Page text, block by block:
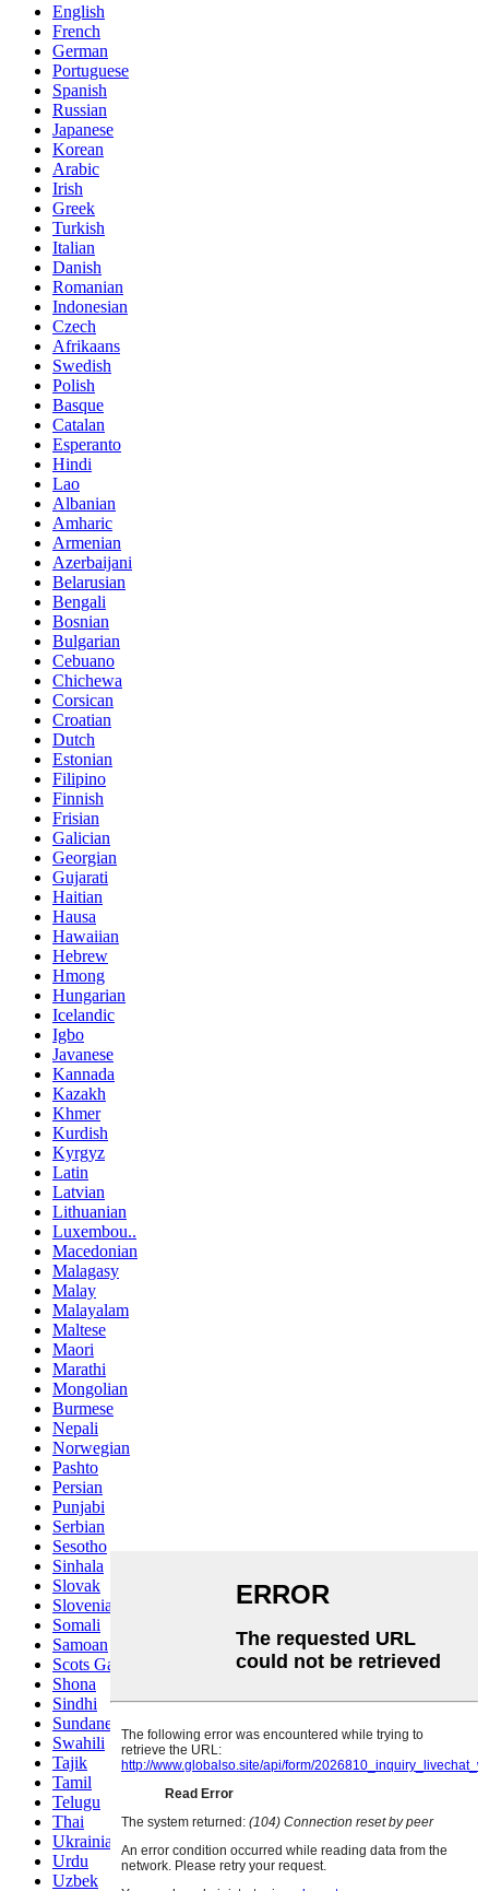
English
French
German
Portuguese
Spanish
Russian
Japanese
Korean
Arabic
Irish
Greek
Turkish
Italian
Danish
Romanian
Indonesian
Czech
Afrikaans
Swedish
Polish
Basque
Catalan
Esperanto
Hindi
Lao
Albanian
Amharic
Armenian
Azerbaijani
Belarusian
Bengali
Bosnian
Bulgarian
Cebuano
Chichewa
Corsican
Croatian
Dutch
Estonian
Filipino
Finnish
Frisian
Galician
Georgian
Gujarati
Haitian
Hausa
Hawaiian
Hebrew
Hmong
Hungarian
Icelandic
Igbo
Javanese
Kannada
Kazakh
Khmer
Kurdish
Kyrgyz
Latin
Latvian
Lithuanian
Luxembou..
Macedonian
Malagasy
Malay
Malayalam
Maltese
Maori
Marathi
Mongolian
Burmese
Nepali
Norwegian
Pashto
Persian
Punjabi
Serbian
Sesotho
Sinhala
Slovak
Slovenian
Somali
Samoan
Scots Gaelic
Shona
Sindhi
Sundanese
Swahili
Tajik
Tamil
Telugu
Thai
Ukrainian
Urdu
Uzbek